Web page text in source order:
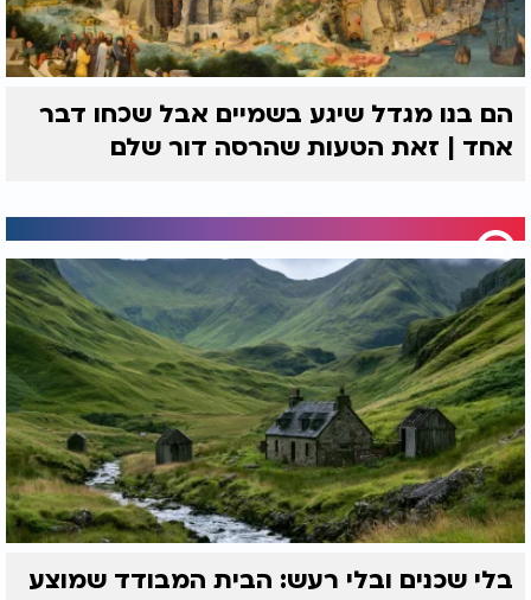
הם בנו מגדל שיגע בשמיים אבל שכחו דבר
אחד | זאת הטעות שהרסה דור שלם
בלי שכנים ובלי רעש: הבית המבודד שמוצע